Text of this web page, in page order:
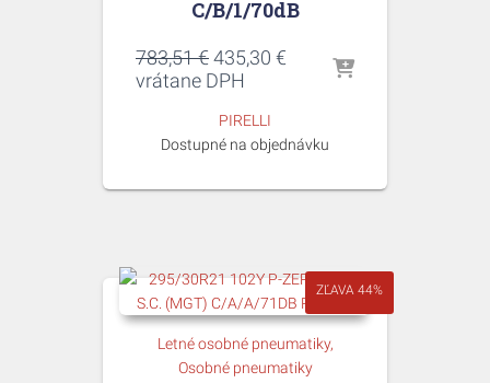
C/B/1/70dB
783,51€Pôvodná
cena
783,51 €.
435,30 € Aktuálna
vrátane DPH
PIRELLI
Dostupné na objednávku
ZĽAVA 44%
Letné osobné pneumatiky
Osobné pneumatiky